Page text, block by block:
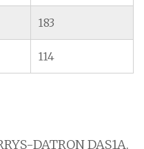
183
114
DATRON DAS1A.